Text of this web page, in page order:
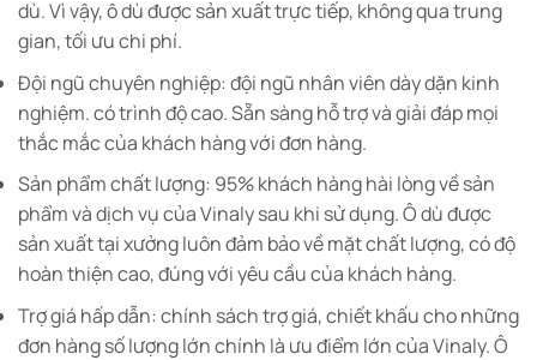
dù. Vì vậy, ô dù được sản xuất trực tiếp, không qua trung
gian, tối ưu chi phí.
Đội ngũ chuyên nghiệp: đội ngũ nhân viên dày dặn kinh
nghiệm. có trình độ cao. Sẵn sàng hỗ trợ và giải đáp mọi
thắc mắc của khách hàng với đơn hàng.
Sản phẩm chất lượng: 95% khách hàng hài lòng về sản
phẩm và dịch vụ của Vinaly sau khi sử dụng. Ô dù được
sản xuất tại xưởng luôn đảm bảo về mặt chất lượng, có độ
hoàn thiện cao, đúng với yêu cầu của khách hàng.
Trợ giá hấp dẫn: chính sách trợ giá, chiết khấu cho những
đơn hàng số lượng lớn chính là ưu điểm lớn của Vinaly. Ô